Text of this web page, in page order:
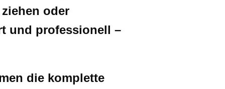
oder
und professionell –
die komplette